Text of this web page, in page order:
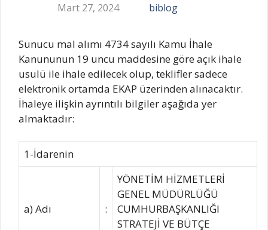
Mart 27, 2024 biblog
Sunucu mal alımı 4734 sayılı Kamu İhale
Kanununun 19 uncu maddesine göre açık ihale
usulü ile ihale edilecek olup, teklifler sadece
elektronik ortamda EKAP üzerinden alınacaktır.
İhaleye ilişkin ayrıntılı bilgiler aşağıda yer
almaktadır:
1-İdarenin
a) Adı :
YÖNETİM HİZMETLERİ
GENEL MÜDÜRLÜĞÜ
CUMHURBAŞKANLIĞI
STRATEJİ VE BÜTÇE